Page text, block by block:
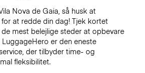
Nova de Gaia, så husk at
at redde din dag! Tjek kortet
mest belejlige steder at opbevare
er den eneste
der tilbyder time- og
fleksibilitet.